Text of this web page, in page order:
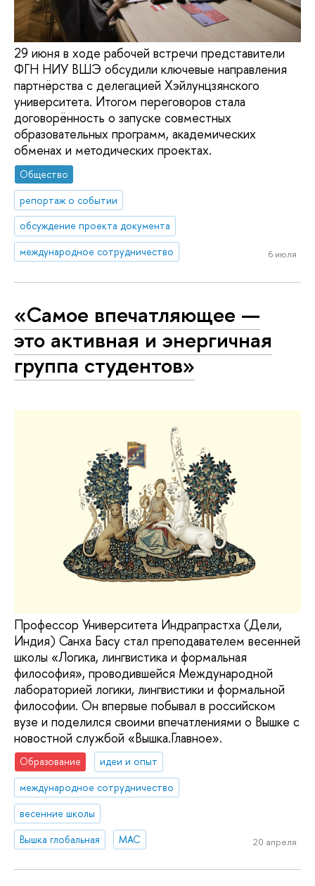
29 июня в ходе рабочей встречи представители
ФГН НИУ ВШЭ обсудили ключевые направления
партнёрства с делегацией Хэйлунцзянского
университета. Итогом переговоров стала
договорённость о запуске совместных
образовательных программ, академических
обменах и методических проектах.
Общество
репортаж о событии
обсуждение проекта документа
международное сотрудничество
6 июля
«Самое впечатляющее —
это активная и энергичная
группа студентов»
Профессор Университета Индрапрастха (Дели,
Индия) Санха Басу стал преподавателем весенней
школы «Логика, лингвистика и формальная
философия», проводившейся Международной
лабораторией логики, лингвистики и формальной
философии. Он впервые побывал в российском
вузе и поделился своими впечатлениями о Вышке с
новостной службой «Вышка.Главное».
Образование
идеи и опыт
международное сотрудничество
весенние школы
Вышка глобальная
МАС 20 апреля